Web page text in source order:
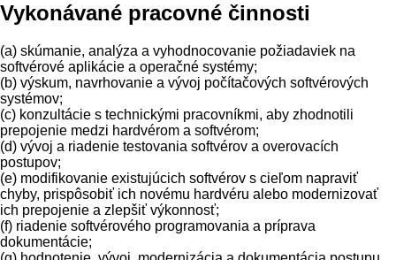
Vykonávané pracovné činnosti
(a) skúmanie, analýza a vyhodnocovanie požiadaviek na
softvérové aplikácie a operačné systémy;
(b) výskum, navrhovanie a vývoj počítačových softvérových
systémov;
(c) konzultácie s technickými pracovníkmi, aby zhodnotili
prepojenie medzi hardvérom a softvérom;
(d) vývoj a riadenie testovania softvérov a overovacích
postupov;
(e) modifikovanie existujúcich softvérov s cieľom napraviť
chyby, prispôsobiť ich novému hardvéru alebo modernizovať
ich prepojenie a zlepšiť výkonnosť;
(f) riadenie softvérového programovania a príprava
dokumentácie;